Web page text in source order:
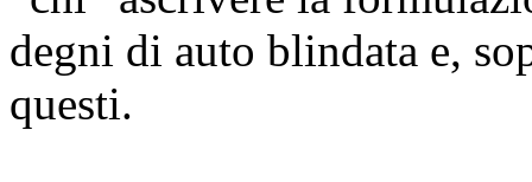
degni di auto blindata e,
questi.